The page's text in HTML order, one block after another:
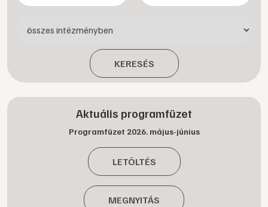
KERESÉS
Aktuális programfüzet
Programfüzet 2026. május-június
LETÖLTÉS
MEGNYITÁS